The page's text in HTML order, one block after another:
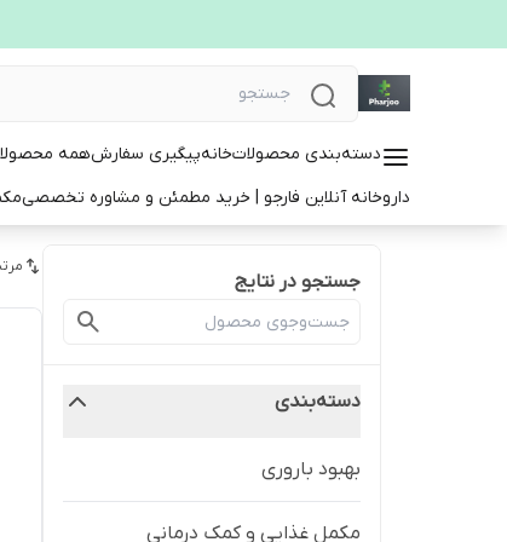
دسته‌بندی محصولاتخانهپیگیری سفارشهمه
داروخانه آنلاین فارجو | خرید مطمئن و مشاوره تخصصی
جستجو در نتایج
دسته‌بندی
بهبود باروری
مکمل غذایی و کمک درمانی